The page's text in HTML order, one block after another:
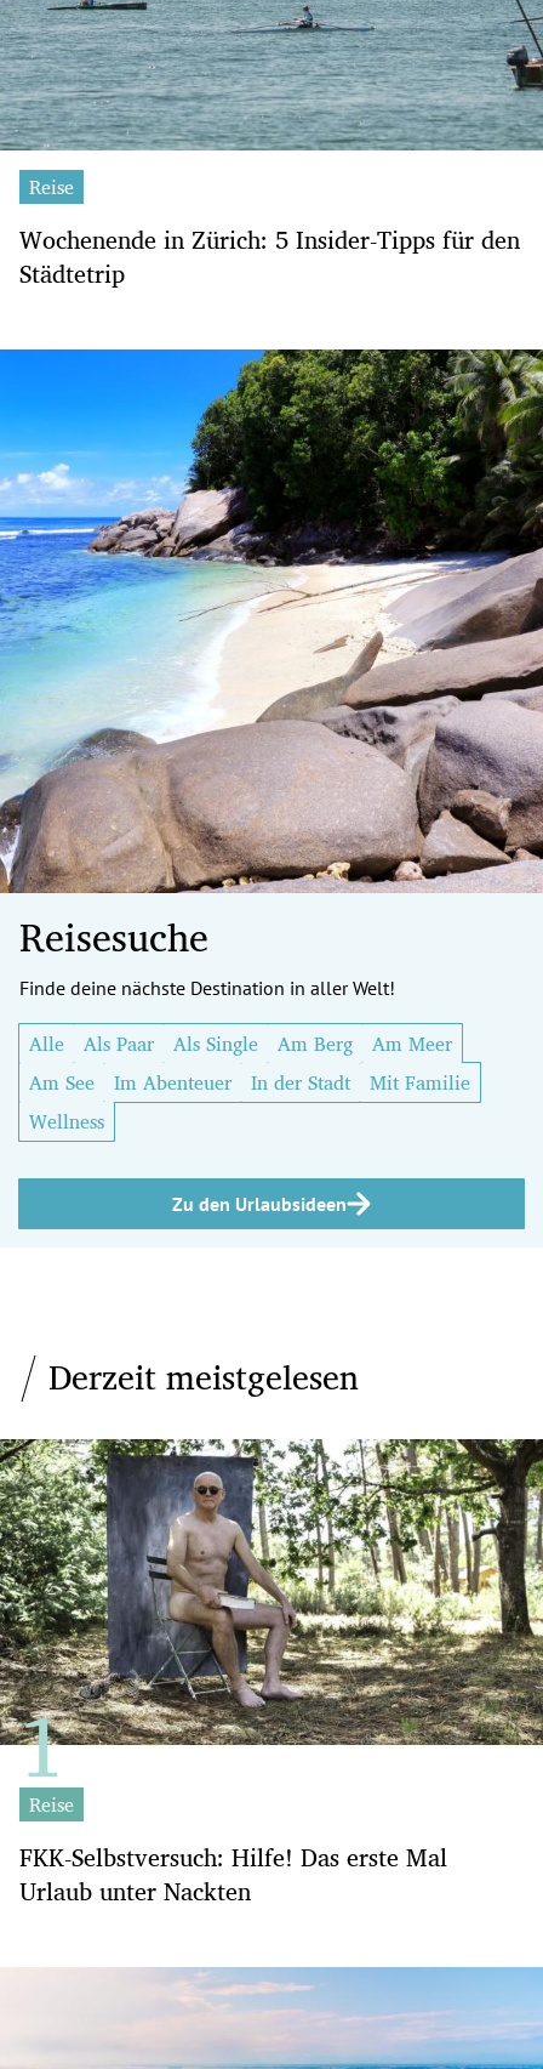
Reise
Wochenende in Zürich: 5 Insider-Tipps für den
Städtetrip
Reisesuche
Finde deine nächste Destination in aller Welt!
Alle Als Paar Als Single Am Berg
Am Meer
Am See
Im Abenteuer In der Stadt
Mit Familie
Wellness
Zu den Urlaubsideen
Derzeit meistgelesen
Reise
FKK-Selbstversuch: Hilfe! Das erste Mal
Urlaub unter Nackten